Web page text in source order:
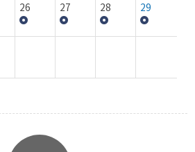
26 27 28 29